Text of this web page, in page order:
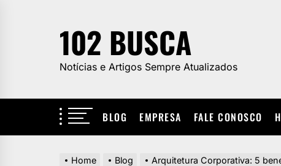
102 BUSCA
Notícias e Artigos Sempre Atualizados
BLOG EMPRESA FALE CONOSCO
Home Blog Arquitetura Corporativa: 5